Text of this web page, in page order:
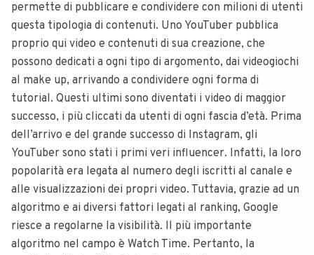
permette di pubblicare e condividere con milioni di utenti
questa tipologia di contenuti. Uno YouTuber pubblica
proprio qui video e contenuti di sua creazione, che
possono dedicati a ogni tipo di argomento, dai videogiochi
al make up, arrivando a condividere ogni forma di
tutorial. Questi ultimi sono diventati i video di maggior
successo, i più cliccati da utenti di ogni fascia d’età. Prima
dell’arrivo e del grande successo di Instagram, gli
YouTuber sono stati i primi veri influencer. Infatti, la loro
popolarità era legata al numero degli iscritti al canale e
alle visualizzazioni dei propri video. Tuttavia, grazie ad un
algoritmo e ai diversi fattori legati al ranking, Google
riesce a regolarne la visibilità. Il più importante
algoritmo nel campo è Watch Time. Pertanto, la